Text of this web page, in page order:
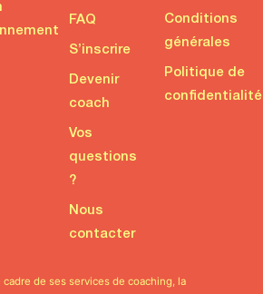
FAQ
S’inscrire
Devenir
coach
Vos
questions
?
Nous
contacter
Conditions
générales
Politique de
confidentialité
cadre de ses services de coaching, la